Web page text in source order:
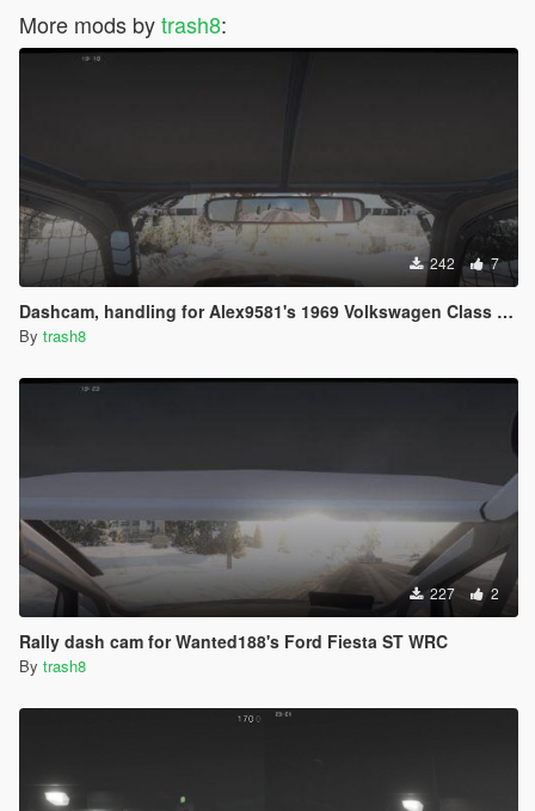
More mods bytrash8:
242 7
Dashcam, handling for Alex9581's 1969 Volkswagen Class 5 /1600 Baja Bug
By trash8
227 2
Rally dash cam for Wanted188's Ford Fiesta ST WRC
By trash8